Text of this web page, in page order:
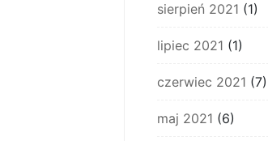
sierpień 2021 (1)
lipiec 2021 (1)
czerwiec 2021 (7)
maj 2021 (6)